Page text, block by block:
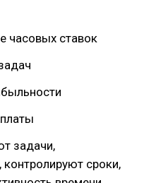
часовых ставок
задачи,
сроки,